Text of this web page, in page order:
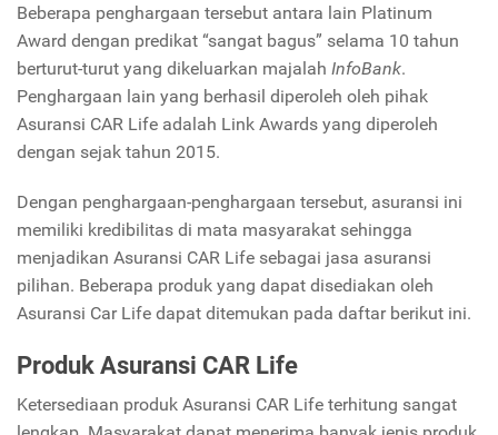
Beberapa penghargaan tersebut antara lain Platinum
Award dengan predikat “sangat bagus” selama 10 tahun
berturut-turut yang dikeluarkan majalah InfoBank.
Penghargaan lain yang berhasil diperoleh oleh pihak
Asuransi CAR Life adalah Link Awards yang diperoleh
dengan sejak tahun 2015.
Dengan penghargaan-penghargaan tersebut, asuransi ini
memiliki kredibilitas di mata masyarakat sehingga
menjadikan Asuransi CAR Life sebagai jasa asuransi
pilihan. Beberapa produk yang dapat disediakan oleh
Asuransi Car Life dapat ditemukan pada daftar berikut ini.
Produk Asuransi CAR Life
Ketersediaan produk Asuransi CAR Life terhitung sangat